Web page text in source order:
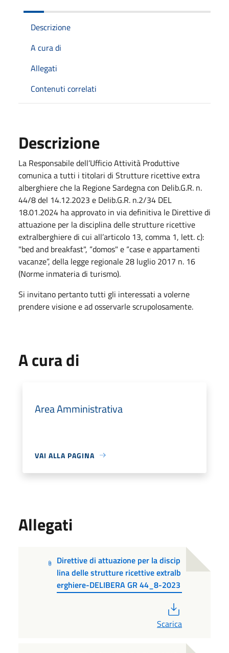
Descrizione
A cura di
Allegati
Contenuti correlati
Descrizione
La Responsabile dell’Ufficio Attività Produttive
comunica a tutti i titolari di Strutture ricettive extra
alberghiere che la Regione Sardegna con Delib.G.R. n.
44/8 del 14.12.2023 e Delib.G.R. n.2/34 DEL
18.01.2024 ha approvato in via definitiva le Direttive di
attuazione per la disciplina delle strutture ricettive
extralberghiere di cui all’articolo 13, comma 1, lett. c):
"bed and breakfast", “domos" e “case e appartamenti
vacanze”, della legge regionale 28 luglio 2017 n. 16
(Norme inmateria di turismo).
Si invitano pertanto tutti gli interessati a volerne
prendere visione e ad osservarle scrupolosamente.
A cura di
Area Amministrativa
VAI ALLA PAGINA
Allegati
Direttive di attuazione per la discip
lina delle strutture ricettive extralb
erghiere-DELIBERA GR 44_8-2023
Scarica